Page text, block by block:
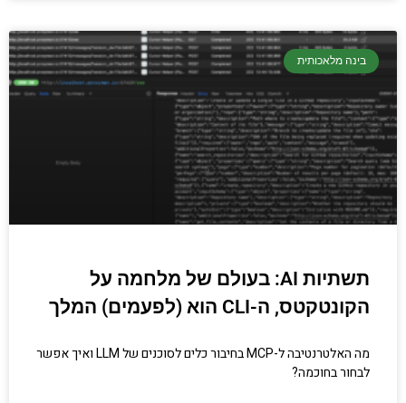
בינה מלאכותית
תשתיות AI: בעולם של מלחמה על
הקונטקטס, ה-CLI הוא (לפעמים) המלך
מה האלטרנטיבה ל-MCP בחיבור כלים לסוכנים של LLM ואיך אפשר
לבחור בחוכמה?